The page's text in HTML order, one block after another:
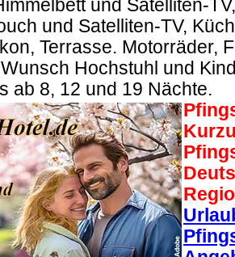
und Satelliten-
und Satelliten-TV,
Terrasse. Motorräder,
Hochstuhl und
ab 8, 12 und 19 Nächte.